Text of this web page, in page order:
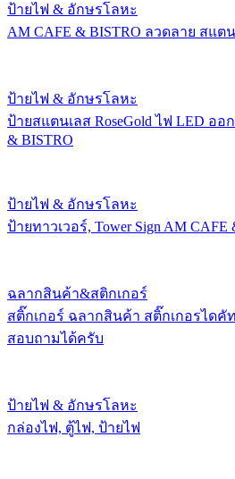
ป้ายไฟ & อักษรโลหะ
AM CAFE & BISTRO ลวดลาย สแต
ป้ายไฟ & อักษรโลหะ
ป้ายสแตนเลส RoseGold ไฟ LED ออ
& BISTRO
ป้ายไฟ & อักษรโลหะ
ป้ายทาวเวอร์, Tower Sign AM CAFE
ฉลากสินค้า&สติกเกอร์
สติ๊กเกอร์ ฉลากสินค้า สติ๊กเกอรไดคั
สอบถามได้ครับ
ป้ายไฟ & อักษรโลหะ
กล่องไฟ, ตู้ไฟ, ป้ายไฟ